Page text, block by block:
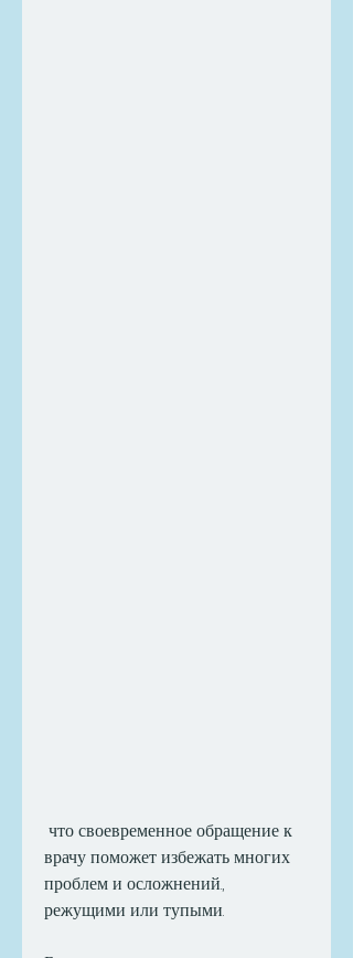
врачу поможет избежать многих
проблем и осложнений.,
режущими или тупыми.